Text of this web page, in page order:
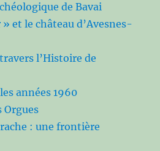
de Bavai
et le château d’Avesnes-
l’Histoire de
années 1960
Orgues
: une frontière